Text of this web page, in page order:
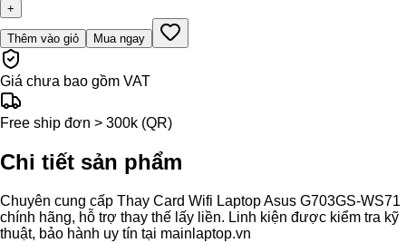
+
Thêm vào giỏ Mua ngay
Giá chưa bao gồm VAT
Free ship đơn > 300k (QR)
Chi tiết sản phẩm
Chuyên cung cấp Thay Card Wifi Laptop Asus G703GS-WS71
chính hãng, hỗ trợ thay thế lấy liền. Linh kiện được kiểm tra kỹ
thuật, bảo hành uy tín tại mainlaptop.vn